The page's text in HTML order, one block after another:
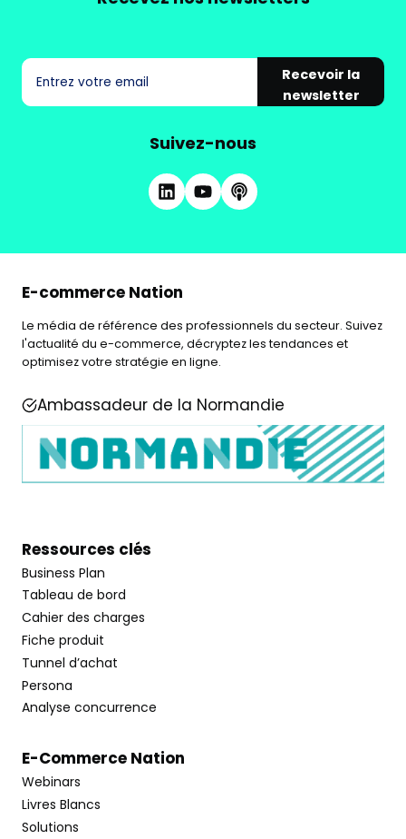
Recevoir la
newsletter
Suivez-nous
E-commerce Nation
Le média de référence des professionnels du secteur. Suivez
l'actualité du e-commerce, décryptez les tendances et
optimisez votre stratégie en ligne.
Ambassadeur de la Normandie
Ressources clés
Business Plan
Tableau de bord
Cahier des charges
Fiche produit
Tunnel d’achat
Persona
Analyse concurrence
E-Commerce Nation
Webinars
Livres Blancs
Solutions